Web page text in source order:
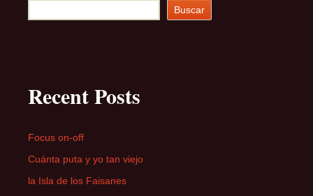
Buscar
Recent Posts
Focus on-off
Cuánta puta y yo tan viejo
la Isla de los Faisanes